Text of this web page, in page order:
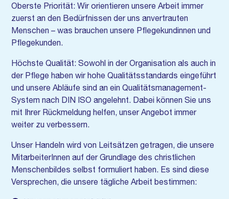
Oberste Priorität: Wir orientieren unsere Arbeit immer
zuerst an den Bedürfnissen der uns anvertrauten
Menschen – was brauchen unsere Pflegekundinnen und
Pflegekunden.
Höchste Qualität: Sowohl in der Organisation als auch in
der Pflege haben wir hohe Qualitätsstandards eingeführt
und unsere Abläufe sind an ein Qualitätsmanagement-
System nach DIN ISO angelehnt. Dabei können Sie uns
mit Ihrer Rückmeldung helfen, unser Angebot immer
weiter zu verbessern.
Unser Handeln wird von Leitsätzen getragen, die unsere
MitarbeiterInnen auf der Grundlage des christlichen
Menschenbildes selbst formuliert haben. Es sind diese
Versprechen, die unsere tägliche Arbeit bestimmen: